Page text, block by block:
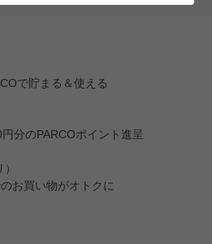
で貯まる＆使える
分のPARCOポイント進呈
お買い物がオトクに